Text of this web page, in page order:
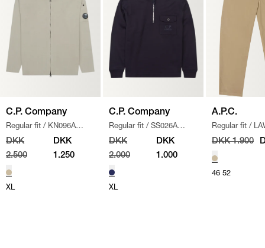
C.P. Company
Regular fit / KN096A
110560A STRIK / SAND
DKK
2.500
DKK
1.250
XL
C.P. Company
Regular fit / SS026A
005086W SWEATSHIRT
DKK
2.000
DKK
1.000
XL
A.P.C.
Regular fit /
CHINO
DKK 1.900
46 52